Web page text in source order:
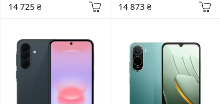
14 725 ₴ 14 873 ₴